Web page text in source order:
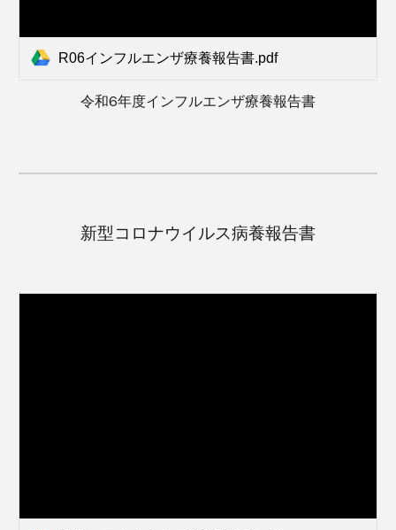
R06インフルエンザ療養報告書.pdf
令和6年度インフルエンザ療養報告書
新型コロナウイルス病養報告書